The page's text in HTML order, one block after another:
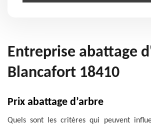
Entreprise abattage
Blancafort 18410
Prix abattage d’arbre
Quels sont les critères qui peuvent